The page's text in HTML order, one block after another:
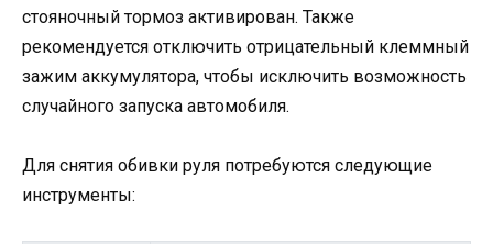
стояночный тормоз активирован. Также
рекомендуется отключить отрицательный клеммный
зажим аккумулятора, чтобы исключить возможность
случайного запуска автомобиля.
Для снятия обивки руля потребуются следующие
инструменты: